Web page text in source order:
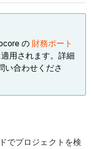
の 財務ポート
用されます。詳細
い合わせくださ
でプロジェクトを検